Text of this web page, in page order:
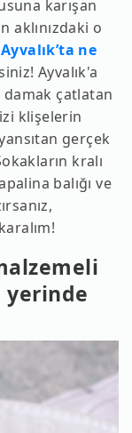
karışan
aklınızdaki o
Ayvalık’ta ne
Ayvalık'a
çatlatan
klişelerin
gerçek
kralı
balığı ve
yerinde